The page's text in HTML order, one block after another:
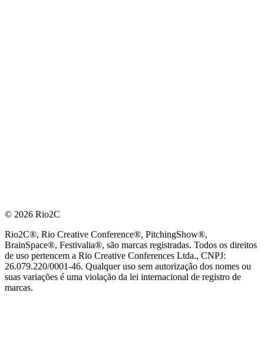
© 2026 Rio2C
Rio2C®, Rio Creative Conference®, PitchingShow®,
BrainSpace®, Festivalia®, são marcas registradas. Todos os direitos
de uso pertencem a Rio Creative Conferences Ltda., CNPJ:
26.079.220/0001-46. Qualquer uso sem autorização dos nomes ou
suas variações é uma violação da lei internacional de registro de
marcas.